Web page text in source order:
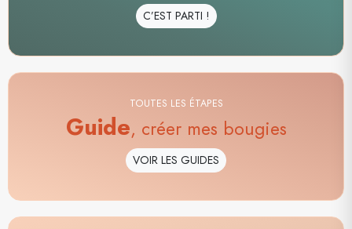
C’EST PARTI !
TOUTES LES ÉTAPES
Guide, créer mes bougies
VOIR LES GUIDES